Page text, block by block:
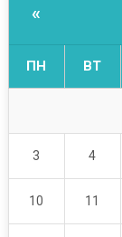
«
ПН ВТ
3 4
10 11